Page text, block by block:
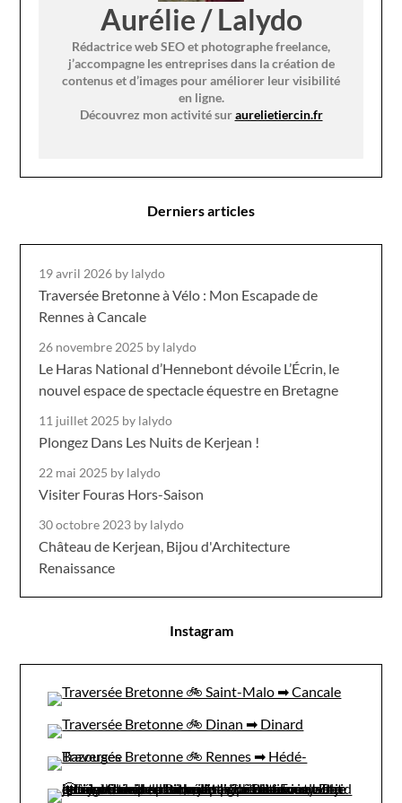
Aurélie / Lalydo
Rédactrice web SEO et photographe freelance,
j’accompagne les entreprises dans la création de
contenus et d’images pour améliorer leur visibilité
en ligne.
Découvrez mon activité suraurelietiercin.fr
Derniers articles
19 avril 2026 by lalydo
Traversée Bretonne à Vélo : Mon Escapade de
Rennes à Cancale
26 novembre 2025 by lalydo
Le Haras National d’Hennebont dévoile L’Écrin, le
nouvel espace de spectacle équestre en Bretagne
11 juillet 2025 by lalydo
Plongez Dans Les Nuits de Kerjean !
22 mai 2025 by lalydo
Visiter Fouras Hors-Saison
30 octobre 2023 by lalydo
Château de Kerjean, Bijou d'Architecture
Renaissance
Instagram